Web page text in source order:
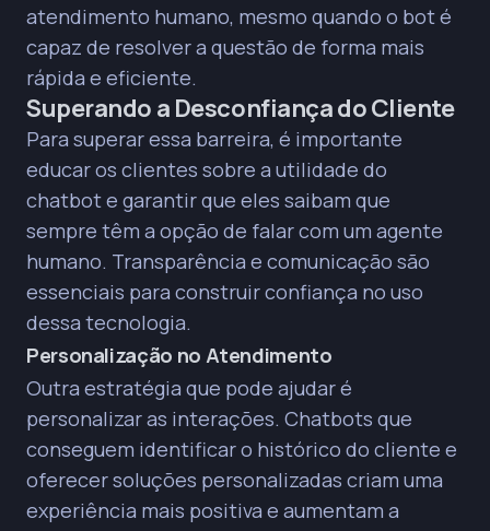
atendimento humano, mesmo quando o bot é
capaz de resolver a questão de forma mais
rápida e eficiente.
Superando a Desconfiança do Cliente
Para superar essa barreira, é importante
educar os clientes sobre a utilidade do
chatbot e garantir que eles saibam que
sempre têm a opção de falar com um agente
humano. Transparência e comunicação são
essenciais para construir confiança no uso
dessa tecnologia.
Personalização no Atendimento
Outra estratégia que pode ajudar é
personalizar as interações. Chatbots que
conseguem identificar o histórico do cliente e
oferecer soluções personalizadas criam uma
experiência mais positiva e aumentam a